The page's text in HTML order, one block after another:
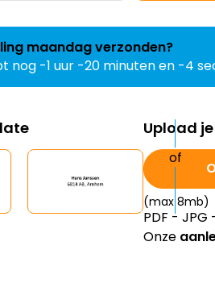
maandagverzonden?
nog -1 uur -20 minuten en -5
Upload
(max 8mb)
PDF - JPG
Onze